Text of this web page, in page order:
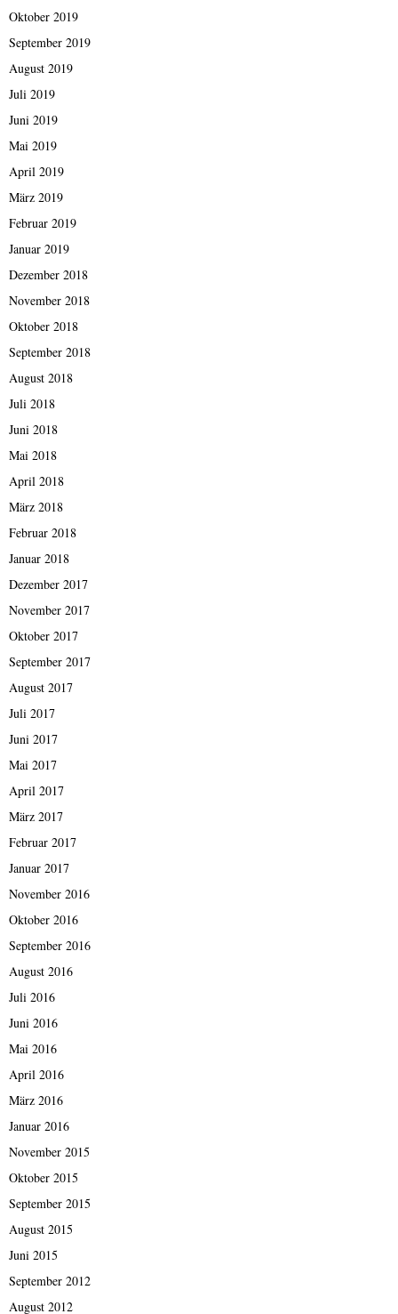
Oktober 2019
September 2019
August 2019
Juli 2019
Juni 2019
Mai 2019
April 2019
März 2019
Februar 2019
Januar 2019
Dezember 2018
November 2018
Oktober 2018
September 2018
August 2018
Juli 2018
Juni 2018
Mai 2018
April 2018
März 2018
Februar 2018
Januar 2018
Dezember 2017
November 2017
Oktober 2017
September 2017
August 2017
Juli 2017
Juni 2017
Mai 2017
April 2017
März 2017
Februar 2017
Januar 2017
November 2016
Oktober 2016
September 2016
August 2016
Juli 2016
Juni 2016
Mai 2016
April 2016
März 2016
Januar 2016
November 2015
Oktober 2015
September 2015
August 2015
Juni 2015
September 2012
August 2012